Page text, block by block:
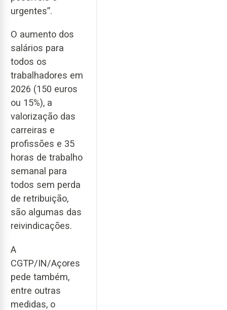
urgentes”.
O aumento dos
salários para
todos os
trabalhadores em
2026 (150 euros
ou 15%), a
valorização das
carreiras e
profissões e 35
horas de trabalho
semanal para
todos sem perda
de retribuição,
são algumas das
reivindicações.
A
CGTP/IN/Açores
pede também,
entre outras
medidas, o